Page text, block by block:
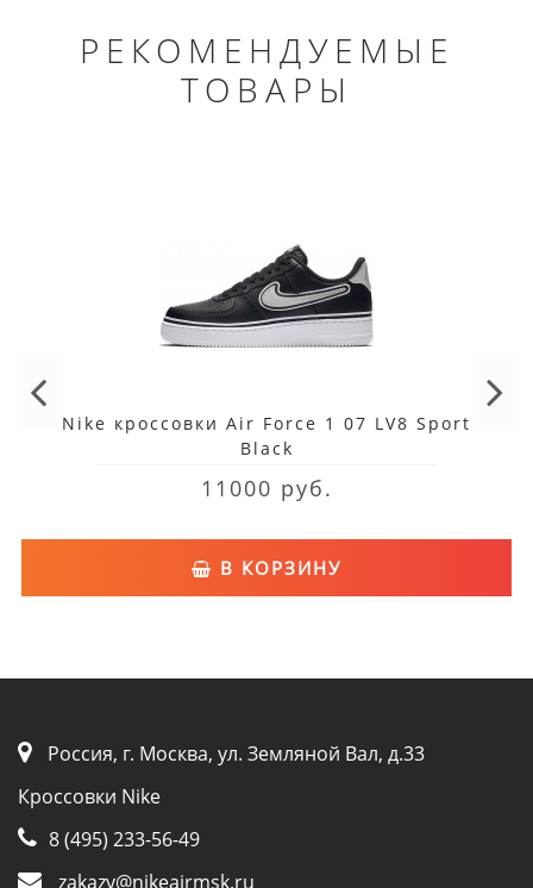
РЕКОМЕНДУЕМЫЕ
ТОВАРЫ
Nike кроссовки Air Force 1 07 LV8 Sport
Black
11000 руб.
В КОРЗИНУ
Россия, г. Москва, ул. Земляной Вал, д.33
Кроссовки Nike
8 (495) 233-56-49
zakazy@nikeairmsk.ru